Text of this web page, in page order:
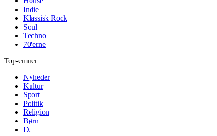
Indie
Klassisk Rock
Soul
Techno
70'erne
Top-emner
Nyheder
Kultur
Sport
Politik
Religion
Børn
DJ